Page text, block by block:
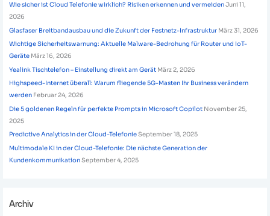
Wie sicher ist Cloud Telefonie wirklich? Risiken erkennen und vermeidenJuni 11,
2026
Glasfaser Breitbandausbau und die Zukunft der Festnetz-Infrastruktur März 31, 2026
Wichtige Sicherheitswarnung: Aktuelle Malware-Bedrohung für Router und IoT-
Geräte März 16, 2026
Yealink Tischtelefon – Einstellung direkt am Gerät März 2, 2026
Highspeed-Internet überall: Warum fliegende 5G-Masten Ihr Business verändern
werden Februar 24, 2026
Die 5 goldenen Regeln für perfekte Prompts in Microsoft Copilot November 25,
2025
Predictive Analytics in der Cloud-TelefonieSeptember 18, 2025
Multimodale KI in der Cloud-Telefonie: Die nächste Generation der
KundenkommunikationSeptember 4, 2025
Archiv